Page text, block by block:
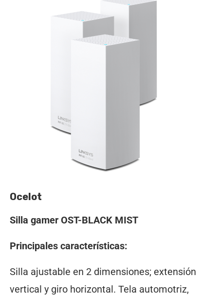
Ocelot
Silla gamer OST-BLACK MIST
Principales características:
Silla ajustable en 2 dimensiones; extensión
vertical y giro horizontal. Tela automotriz,